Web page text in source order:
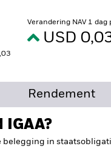
Verandering NAV 1
USD
Rendement
IGAA?
belegging in